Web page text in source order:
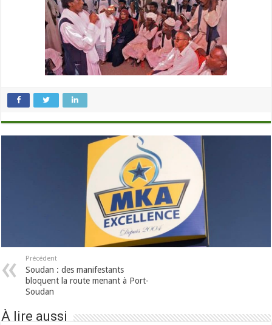
Précédent
Soudan : des manifestants
bloquent la route menant à Port-
Soudan
À lire aussi